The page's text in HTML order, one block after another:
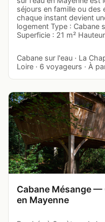
séjours en famille ou des
chaque instant devient
logement Type : Cabane
Superficie : 21 m²
Cabane sur l'eau · La
Loire · 6 voyageurs · À
Cabane Mésange
en Mayenne